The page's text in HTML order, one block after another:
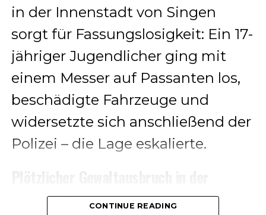
in der Innenstadt von Singen
sorgt für Fassungslosigkeit: Ein 17-
jähriger Jugendlicher ging mit
einem Messer auf Passanten los,
beschädigte Fahrzeuge und
widersetzte sich anschließend der
Polizei – die Lage eskalierte.
Innenstadt
CONTINUE READING